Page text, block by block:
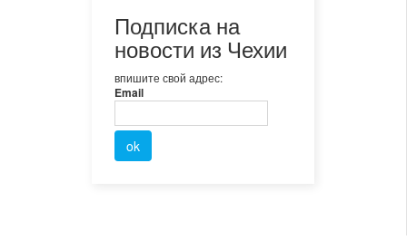
Подписка на
новости из Чехии
впишите свой адрес:
Email